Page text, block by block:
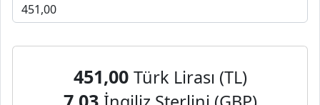
451,00 Türk Lirası (TL)